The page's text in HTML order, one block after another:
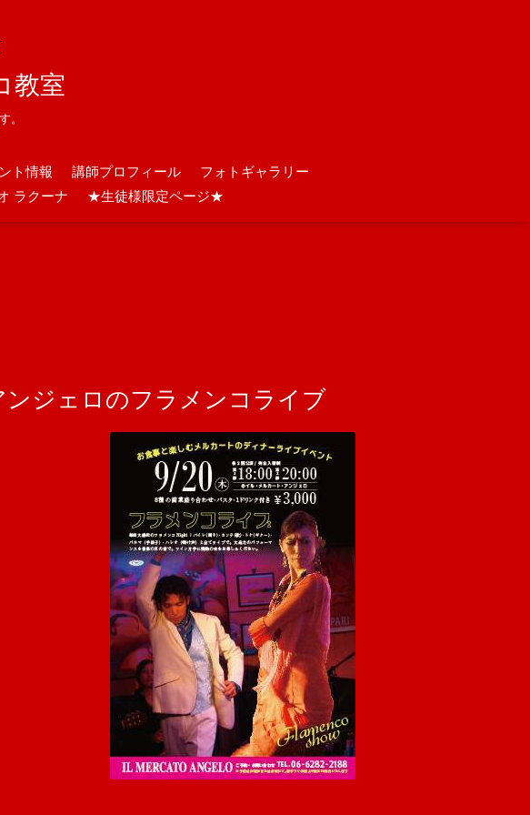
教室
。
ト情報 講師プロフィール
フォトギャラリー
ラクーナ ★生徒様限定ページ★
ジェロのフラメンコライブ